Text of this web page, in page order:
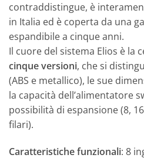
contraddistingue, è
in Italia ed è coperta da una
espandibile a cinque anni.
Il cuore del sistema Elios è la
cinque versioni, che si
(ABS e metallico), le sue
la capacità dell’alimentatore
possibilità di espansione (8,
filari).
Caratteristiche funzionali: 8